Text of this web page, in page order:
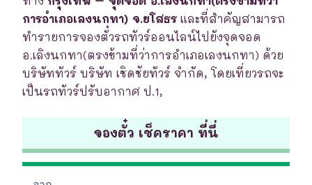
การอำเภอเลงนกทา) จ.ยโสธร และที่สำคัญสามารถ
ทำรายการจองตั๋วรถทัวร์ออนไลน์ไปยังจุดจอด
อ.เลิงนกทา(ตรงข้ามที่ว่าการอำเภอเลงนกทา) ด้วย
บริษัททัวร์ บริษัท เชิดชัยทัวร์ จำกัด, โดยเที่ยวรถจะ
เป็นรถทัวร์ปรับอากาศ ป.1,
จองตั๋ว เช็คราคา ที่นี่